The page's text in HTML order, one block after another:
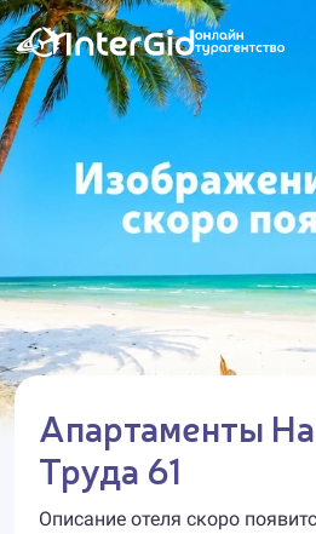
Апартаменты
Труда 61
Описание отеля скоро